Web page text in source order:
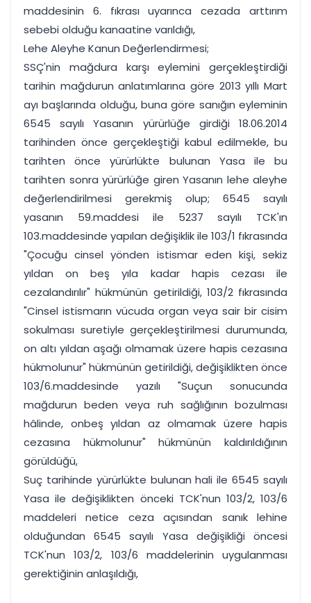
maddesinin 6. fıkrası uyarınca cezada arttırım
sebebi olduğu kanaatine varıldığı,
Lehe Aleyhe Kanun Değerlendirmesi;
SSÇ'nin mağdura karşı eylemini gerçekleştirdiği
tarihin mağdurun anlatımlarına göre 2013 yıllı Mart
ayı başlarında olduğu, buna göre sanığın eyleminin
6545 sayılı Yasanın yürürlüğe girdiği 18.06.2014
tarihinden önce gerçekleştiği kabul edilmekle, bu
tarihten önce yürürlükte bulunan Yasa ile bu
tarihten sonra yürürlüğe giren Yasanın lehe aleyhe
değerlendirilmesi gerekmiş olup; 6545 sayılı
yasanın 59.maddesi ile 5237 sayılı TCK'ın
103.maddesinde yapılan değişiklik ile 103/1 fıkrasında
"Çocuğu cinsel yönden istismar eden kişi, sekiz
yıldan on beş yıla kadar hapis cezası ile
cezalandırılır" hükmünün getirildiği, 103/2 fıkrasında
"Cinsel istismarın vücuda organ veya sair bir cisim
sokulması suretiyle gerçekleştirilmesi durumunda,
on altı yıldan aşağı olmamak üzere hapis cezasına
hükmolunur" hükmünün getirildiği, değişiklikten önce
103/6.maddesinde yazılı "Suçun sonucunda
mağdurun beden veya ruh sağlığının bozulması
hâlinde, onbeş yıldan az olmamak üzere hapis
cezasına hükmolunur" hükmünün kaldırıldığının
görüldüğü,
Suç tarihinde yürürlükte bulunan hali ile 6545 sayılı
Yasa ile değişiklikten önceki TCK'nun 103/2, 103/6
maddeleri netice ceza açısından sanık lehine
olduğundan 6545 sayılı Yasa değişikliği öncesi
TCK'nun 103/2, 103/6 maddelerinin uygulanması
gerektiğinin anlaşıldığı,